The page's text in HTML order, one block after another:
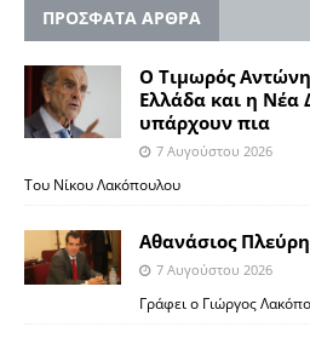
ΠΡΟΣΦΑΤΑ ΑΡΘΡΑ
Ο Τιμωρός
Ελλάδα και η Νέα
υπάρχουν πια
7 Αυγούστου 2026
Του Νίκου Λακόπουλου
Αθανάσιος
7 Αυγούστου 2026
Γράφει ο Γιώργος